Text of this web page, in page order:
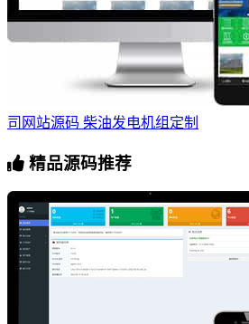
司网站源码 柴油发电机组定制
精品源码推荐